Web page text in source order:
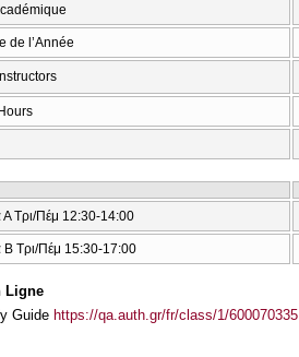
de l’Année
Α Τρι/Πέμ 12:30-14:00
Β Τρι/Πέμ 15:30-17:00
Ligne
Guide https://qa.auth.gr/fr/class/1/600070335